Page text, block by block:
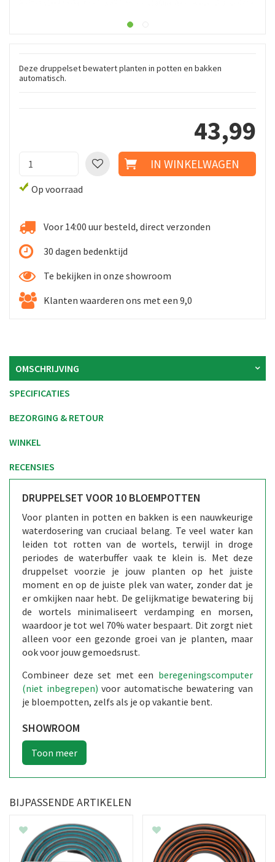
Deze druppelset bewatert planten in potten en bakken
automatisch.
43,99
Op voorraad
Voor 14:00 uur besteld, direct verzonden
30 dagen bedenktijd
Te bekijken in onze showroom
Klanten waarderen ons met een 9,0
OMSCHRIJVING
SPECIFICATIES
BEZORGING & RETOUR
WINKEL
RECENSIES
DRUPPELSET VOOR 10 BLOEMPOTTEN
Voor planten in potten en bakken is een nauwkeurige
waterdosering van cruciaal belang. Te veel water kan
leiden tot rotten van de wortels, terwijl in droge
periodes de waterbuffer vaak te klein is. Met deze
druppelset voorzie je jouw planten op het juiste
moment en op de juiste plek van water, zonder dat je
er omkijken naar hebt. De gelijkmatige bewatering bij
de wortels minimaliseert verdamping en morsen,
waardoor je tot wel 70% water bespaart. Dit zorgt niet
alleen voor een gezonde groei van je planten, maar
ook voor jouw gemoedsrust.
Combineer deze set met een beregeningscomputer
(niet inbegrepen) voor automatische bewatering van
je bloempotten, zelfs als je op vakantie bent.
SHOWROOM
BIJPASSENDE ARTIKELEN